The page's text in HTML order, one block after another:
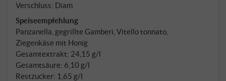
Verschluss: Diam
Speiseempfehlung
Panzanella, gegrillte Gamberi, Vitello tonnato,
Ziegenkäse mit Honig
Gesamtextrakt: 24,15 g/l
Gesamtsäure: 6,10 g/l
Restzucker: 1,65 g/l